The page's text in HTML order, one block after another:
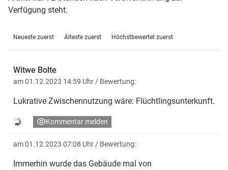
Verfügung steht.
Neueste zuerst Älteste zuerst Höchstbewertet zuerst
Witwe Bolte
am 01.12.2023 14:59 Uhr/ Bewertung:
Lukrative Zwischennutzung wäre: Flüchtlingsunterkunft.
Kommentar melden
am 01.12.2023 07:08 Uhr/ Bewertung:
Immerhin wurde das Gebäude mal von